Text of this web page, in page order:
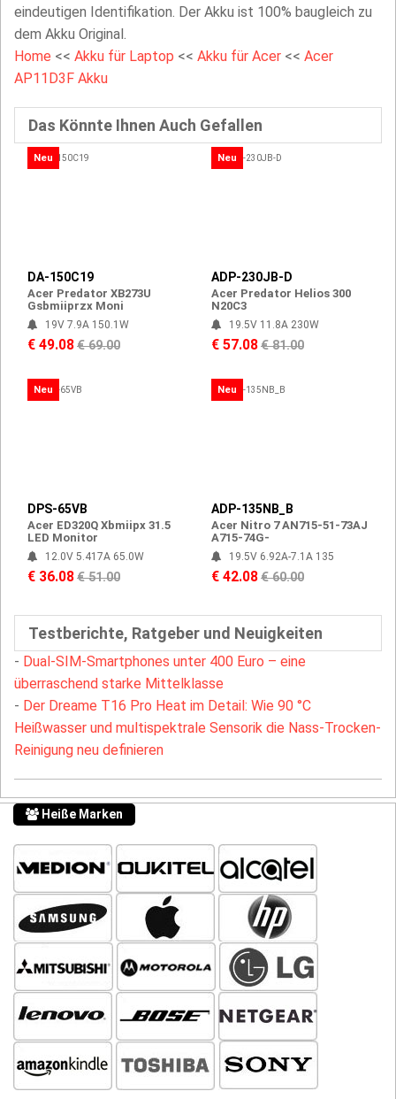
eindeutigen Identifikation. Der Akku ist 100% baugleich zu
dem Akku Original.
Home << Akku für Laptop << Akku für Acer << Acer
AP11D3F Akku
Das Könnte Ihnen Auch Gefallen
Neu
DA-150C19
Acer Predator XB273U
Gsbmiiprzx Moni
19V 7.9A 150.1W
€ 49.08€ 69.00
Neu
ADP-230JB-D
Acer Predator Helios 300
N20C3
19.5V 11.8A 230W
€ 57.08€ 81.00
Neu
DPS-65VB
Acer ED320Q Xbmiipx 31.5
LED Monitor
12.0V 5.417A 65.0W
€ 36.08€ 51.00
Neu
ADP-135NB_B
Acer Nitro 7 AN715-51-73AJ
A715-74G-
19.5V 6.92A-7.1A 135
€ 42.08€ 60.00
Testberichte, Ratgeber und Neuigkeiten
- Dual-SIM-Smartphones unter 400 Euro – eine
überraschend starke Mittelklasse
- Der Dreame T16 Pro Heat im Detail: Wie 90 °C
Heißwasser und multispektrale Sensorik die Nass-Trocken-
Reinigung neu definieren
Heiße Marken